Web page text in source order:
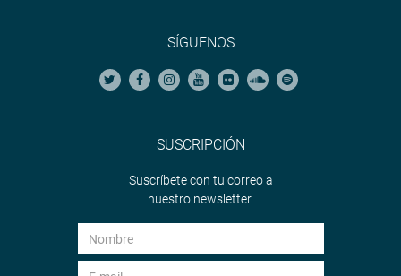
SÍGUENOS
SUSCRIPCIÓN
Suscríbete con tu correo a
nuestro newsletter.